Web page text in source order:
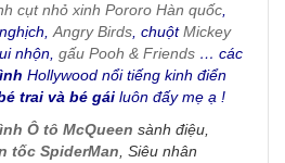
cụt nhỏ xinh Pororo Hàn quốc
Angry Birds , chuột Mickey
nhộn, gấu Pooh & Friends … các
Hollywood nổi tiếng kinh điển
trai và bé gái luôn đấy mẹ ạ !
Ô tô McQueen sành điệu,
tốc SpiderMan , Siêu nhân